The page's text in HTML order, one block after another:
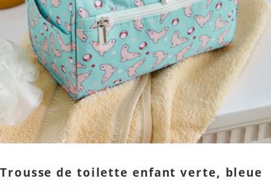
Trousse de toilette enfant verte, bleue